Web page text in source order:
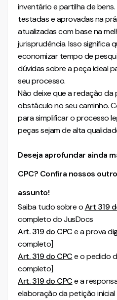
inventário e partilha de
testadas e aprovadas na
atualizadas com base na
jurisprudência. Isso significa
economizar tempo de
dúvidas sobre a peça ideal
seu processo.
Não deixe que a redação da
obstáculo no seu caminho.
para simplificar o processo
peças sejam de alta
Deseja aprofundar ainda
CPC? Confira nossos
assunto!
Saiba tudo sobre oArt 319
completo do JusDocs
Art. 319 do CPCe a prova
completo]
Art. 319 do CPCe o pedido
completo]
Art. 319 do CPCe a
elaboração da petição inicial